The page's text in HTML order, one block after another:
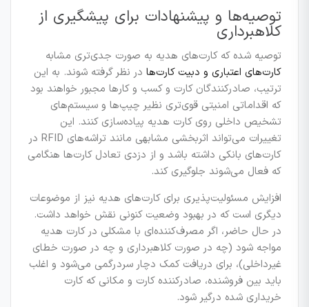
توصیه‌ها و پیشنهادات برای پیشگیری از
کلاهبرداری
توصیه شده که کارت‌های هدیه به صورت جدی‌تری مشابه
کارت‌های اعتباری و دبیت کارت‌ها در نظر گرفته شوند. به این
ترتیب، صادرکنندگان کارت و کسب و کارها مجبور خواهند بود
که اقداماتی امنیتی قوی‌تری نظیر چیپ‌ها و سیستم‌های
تشخیص داخلی روی کارت هدیه پیاده‌سازی کنند. این
تغییرات می‌تواند اثربخشی مشابهی مانند تراشه‌های RFID در
کارت‌های بانکی داشته باشد و از دزدی تعادل کارت‌ها هنگامی
که فعال می‌شوند جلوگیری کند.
افزایش مسئولیت‌پذیری برای کارت‌های هدیه نیز از موضوعات
دیگری است که در بهبود وضعیت کنونی نقش خواهد داشت.
در حال حاضر، اگر مصرف‌کننده‌ای با مشکلی در کارت هدیه
مواجه شود (چه در صورت کلاهبرداری و چه در صورت خطای
غیرداخلی)، برای دریافت کمک دچار سردرگمی می‌شود و اغلب
باید بین فروشنده، صادرکننده کارت و مکانی که کارت
خریداری شده درگیر شود.